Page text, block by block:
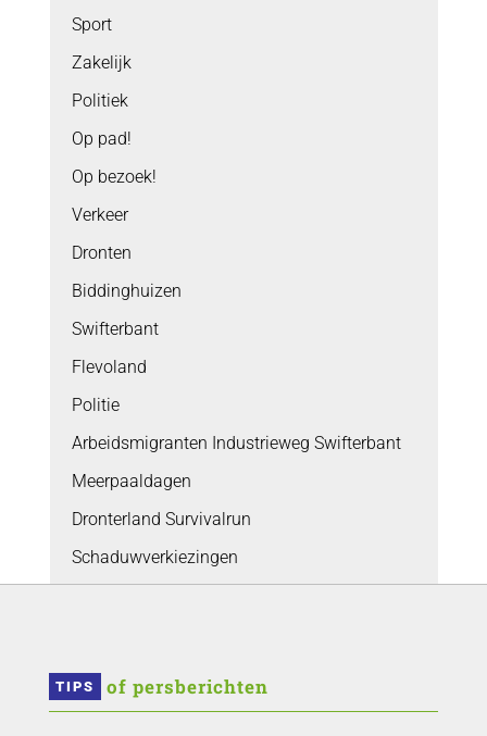
Sport
Zakelijk
Politiek
Op pad!
Op bezoek!
Verkeer
Dronten
Biddinghuizen
Swifterbant
Flevoland
Politie
Arbeidsmigranten Industrieweg Swifterbant
Meerpaaldagen
Dronterland Survivalrun
Schaduwverkiezingen
TIPS of persberichten